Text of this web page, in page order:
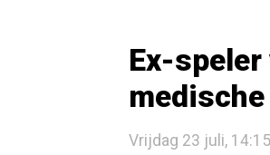
Ex-
Vrijdag 23 juli,